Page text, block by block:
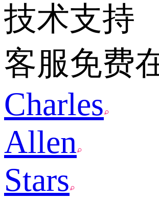
技术支持
客服免费
Charles
Allen
Stars